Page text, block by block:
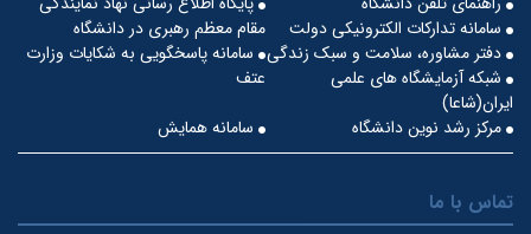
مقام معظم رهبری در دانشگاه
سامانه تدارکات الکترونیکی دولت
سامانه پاسخگویی به شکایات وزارت
عتف
دفتر مشاوره، سلامت و سبک زندگی
شبکه آزمایشگاه های علمی
ایران(شاعا)
سامانه همایش
مرکز رشد نوین دانشگاه
تماس با ما